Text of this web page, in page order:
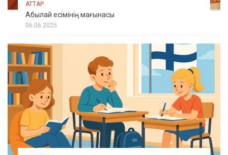
АТТАР
Абылай есімінің мағынасы
06.06.2025